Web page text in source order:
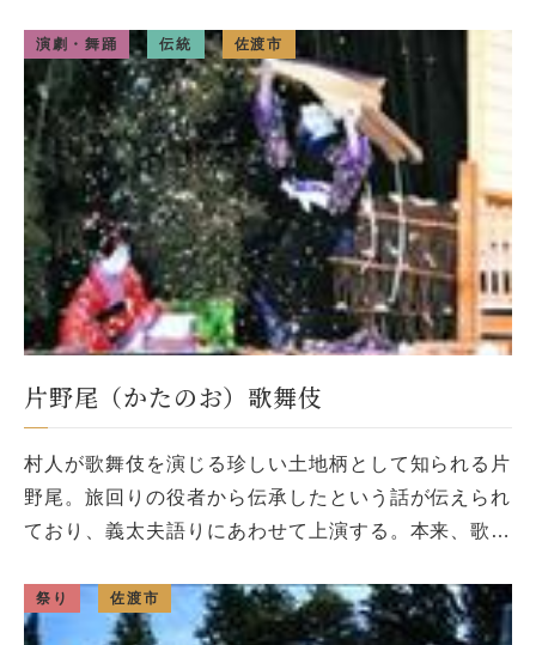
容。両津地区・赤玉では「小 […]
演劇・舞踊 伝統 佐渡市
片野尾（かたのお）歌舞伎
村人が歌舞伎を演じる珍しい土地柄として知られる片
野尾。旅回りの役者から伝承したという話が伝えられ
ており、義太夫語りにあわせて上演する。本来、歌舞
る」という形で拍子木を使ってリ […]
祭り 佐渡市